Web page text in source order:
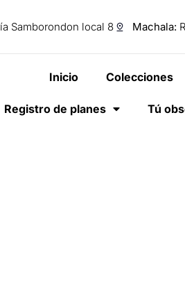
Samborondon local 8 Machala:
Inicio Colecciones
Registro de planes Tú